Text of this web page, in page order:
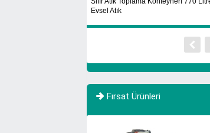
Evsel Atık
Fırsat Ürünleri